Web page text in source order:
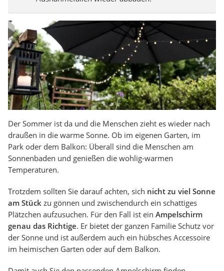
Der Sommer ist da und die Menschen zieht es wieder nach
draußen in die warme Sonne. Ob im eigenen Garten, im
Park oder dem Balkon: Überall sind die Menschen am
Sonnenbaden und genießen die wohlig-warmen
Temperaturen.
Trotzdem sollten Sie darauf achten, sich nicht zu viel Sonne
am Stück zu gönnen und zwischendurch ein schattiges
Plätzchen aufzusuchen. Für den Fall ist ein Ampelschirm
genau das Richtige. Er bietet der ganzen Familie Schutz vor
der Sonne und ist außerdem auch ein hübsches Accessoire
im heimischen Garten oder auf dem Balkon.